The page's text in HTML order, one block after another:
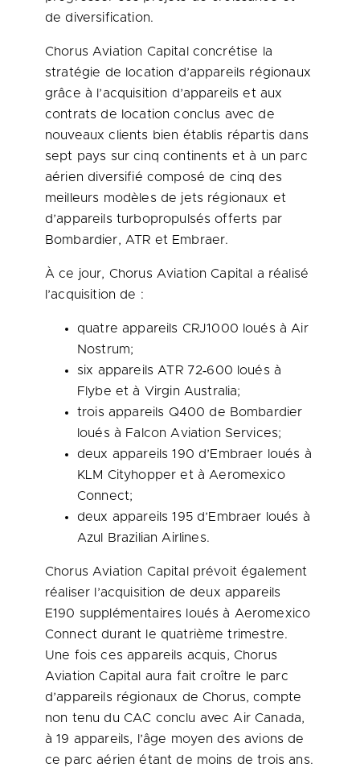
de diversification.
Chorus Aviation Capital concrétise la
stratégie de location d’appareils régionaux
grâce à l’acquisition d’appareils et aux
contrats de location conclus avec de
nouveaux clients bien établis répartis dans
sept pays sur cinq continents et à un parc
aérien diversifié composé de cinq des
meilleurs modèles de jets régionaux et
d’appareils turbopropulsés offerts par
Bombardier, ATR et Embraer.
À ce jour, Chorus Aviation Capital a réalisé
l’acquisition de :
quatre appareils CRJ1000 loués à Air
Nostrum;
six appareils ATR 72‑600 loués à
Flybe et à Virgin Australia;
trois appareils Q400 de Bombardier
loués à Falcon Aviation Services;
deux appareils 190 d’Embraer loués à
KLM Cityhopper et à Aeromexico
Connect;
deux appareils 195 d’Embraer loués à
Azul Brazilian Airlines.
Chorus Aviation Capital prévoit également
réaliser l’acquisition de deux appareils
E190 supplémentaires loués à Aeromexico
Connect durant le quatrième trimestre.
Une fois ces appareils acquis, Chorus
Aviation Capital aura fait croître le parc
d’appareils régionaux de Chorus, compte
non tenu du CAC conclu avec Air Canada,
à 19 appareils, l’âge moyen des avions de
ce parc aérien étant de moins de trois ans.